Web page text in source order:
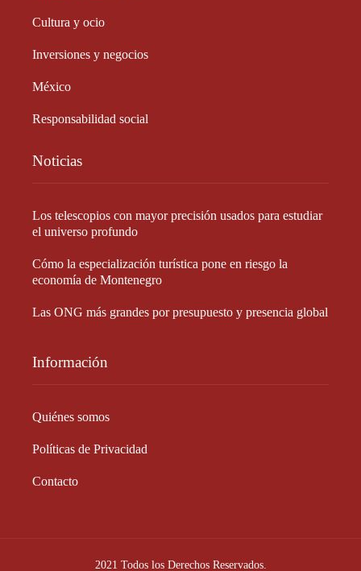
Cultura y ocio
Inversiones y negocios
México
Responsabilidad social
Noticias
Los telescopios con mayor precisión usados para estudiar
el universo profundo
Cómo la especialización turística pone en riesgo la
economía de Montenegro
Las ONG más grandes por presupuesto y presencia global
Información
Quiénes somos
Políticas de Privacidad
Contacto
2021 Todos los Derechos Reservados.